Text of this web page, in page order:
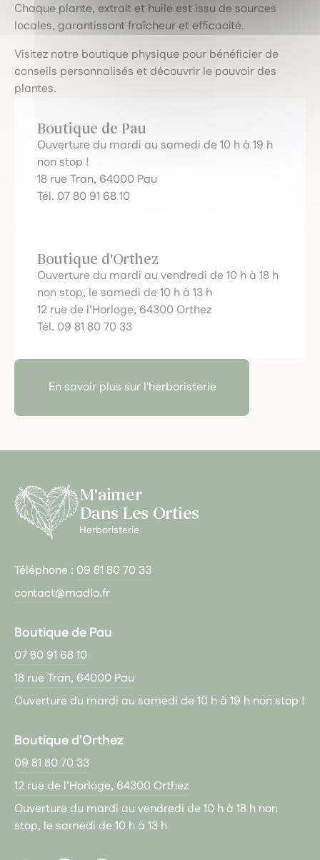
Chaque plante, extrait et huile est issu de sources
locales, garantissant fraîcheur et efficacité.
Visitez notre boutique physique pour bénéficier de
conseils personnalisés et découvrir le pouvoir des
plantes.
Boutique de Pau
Ouverture du mardi au samedi de 10 h à 19 h
non stop !
18 rue Tran, 64000 Pau
Tél. 07 80 91 68 10
Boutique d'Orthez
Ouverture du mardi au vendredi de 10 h à 18 h
non stop, le samedi de 10 h à 13 h
12 rue de l’Horloge, 64300 Orthez
Tél. 09 81 80 70 33
En savoir plus sur l'herboristerie
M'aimer
Dans Les Orties
Herboristerie
Téléphone : 09 81 80 70 33
contact@madlo.fr
Boutique de Pau
07 80 91 68 10
18 rue Tran, 64000 Pau
Ouverture du mardi au samedi de 10 h à 19 h non stop !
Boutique d'Orthez
09 81 80 70 33
12 rue de l’Horloge, 64300 Orthez
Ouverture du mardi au vendredi de 10 h à 18 h non
stop, le samedi de 10 h à 13 h